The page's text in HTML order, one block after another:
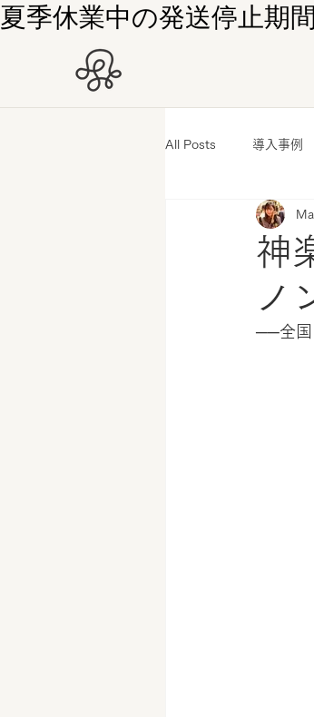
夏季休業中の発送停止期
All Posts 導入事例
神
ノ
──全国